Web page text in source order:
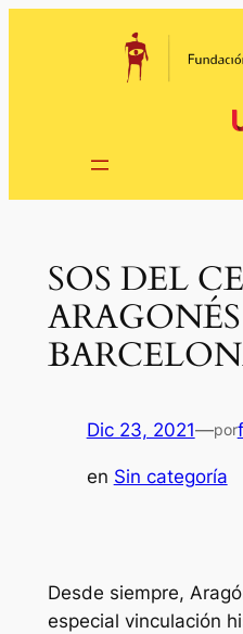
SOS DEL
Dic 23, 2021—por
en Sin categoría
Desde siempre,
especial vinculación